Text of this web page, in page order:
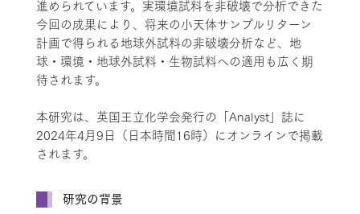
進められています。実環境試料を非破壊で分析できた
今回の成果により、将来の小天体サンプルリターン
計画で得られる地球外試料の非破壊分析など、地
球・環境・地球外試料・生物試料への適用も広く期
待されます。
本研究は、英国王立化学会発行の「Analyst」誌に
2024年4月9日（日本時間16時）にオンラインで掲載
されます。
研究の背景